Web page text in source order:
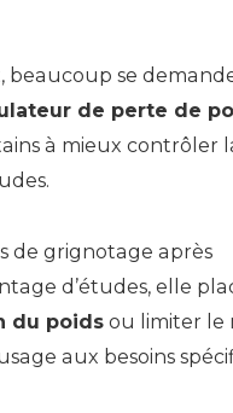
beaucoup se
de perte de
à mieux contrôler
de grignotage après
d’études, elle
du poidsou limiter le
aux besoins